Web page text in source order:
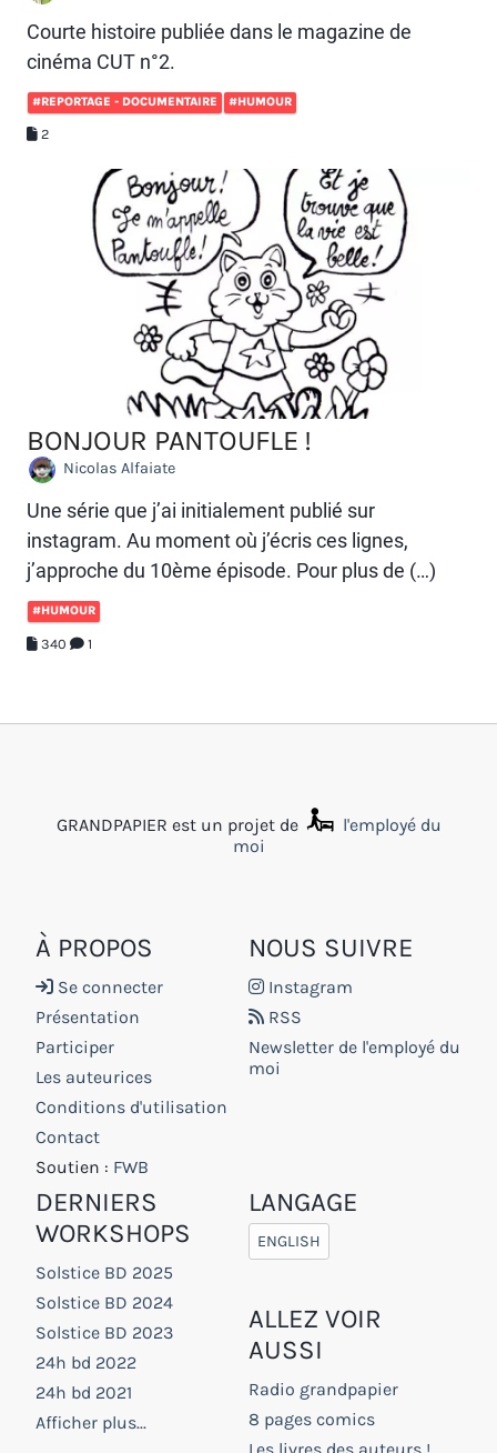
Courte histoire publiée dans le magazine de
cinéma CUT n°2.
#REPORTAGE - DOCUMENTAIRE #HUMOUR
2
BONJOUR PANTOUFLE !
Nicolas Alfaiate
Une série que j’ai initialement publié sur
instagram. Au moment où j’écris ces lignes,
j’approche du 10ème épisode. Pour plus de (…)
#HUMOUR
340 1
GRANDPAPIER est un projet de
l'employé du
moi
À PROPOS
Se connecter
Présentation
Participer
Les auteurices
Conditions d'utilisation
Contact
Soutien : FWB
NOUS SUIVRE
Instagram
RSS
Newsletter de l'employé du
moi
DERNIERS
WORKSHOPS
Solstice BD 2025
Solstice BD 2024
Solstice BD 2023
24h bd 2022
24h bd 2021
Afficher plus...
LANGAGE
ENGLISH
ALLEZ VOIR
AUSSI
Radio grandpapier
8 pages comics